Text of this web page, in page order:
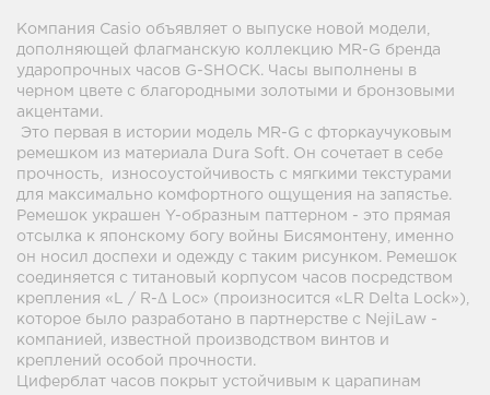
Компания Casio объявляет о выпуске новой модели,
дополняющей флагманскую коллекцию MR-G бренда
ударопрочных часов G-SHOCK. Часы выполнены в
черном цвете с благородными золотыми и бронзовыми
акцентами.
Это первая в истории модель MR-G с фторкаучуковым
ремешком из материала Dura Soft. Он сочетает в себе
прочность, износоустойчивость с мягкими текстурами
для максимально комфортного ощущения на запястье.
Ремешок украшен Y-образным паттерном - это прямая
отсылка к японскому богу войны Бисямонтену, именно
он носил доспехи и одежду с таким рисунком. Ремешок
соединяется с титановый корпусом часов посредством
крепления «L / R-Δ Loc» (произносится «LR Delta Lock»),
которое было разработано в партнерстве с NejiLaw -
компанией, известной производством винтов и
креплений особой прочности.
Циферблат часов покрыт устойчивым к царапинам